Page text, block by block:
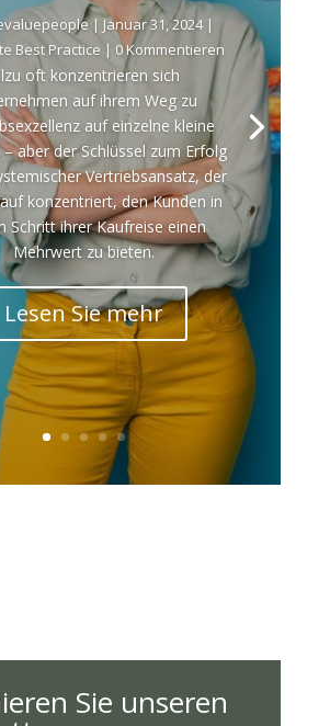
|Januar 31, 2024|
Best Practice | 0 Kommentieren
oft konzentrieren sich
auf ihrem Weg zu
auf einzelne kleine
aber der Schlüssel zum Erfolg
Vertriebsansatz, der
konzentriert, den Kunden in
Schritt ihrer Kaufreise einen
Mehrwert zu bieten.
Lesen Sie mehr
Sie unseren